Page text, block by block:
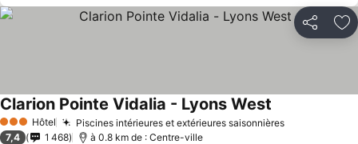
Partager
3 ÉtoilesHôtel Piscines intérieures et extérieures saisonnières
Clarion Pointe Vidalia - Lyons West
7,4 1 468 à 0.8 km de : Centre-ville